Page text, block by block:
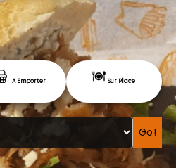
A Emporter Sur Place
Go!